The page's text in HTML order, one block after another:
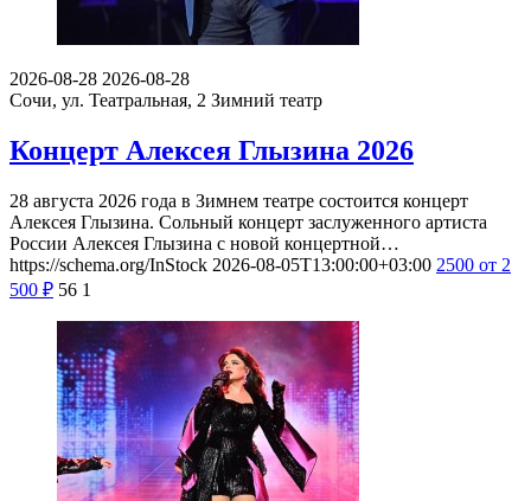
2026-08-28 2026-08-28
Сочи, ул. Театральная, 2 Зимний театр
Концерт Алексея Глызина 2026
28 августа 2026 года в Зимнем театре состоится концерт
Алексея Глызина. Сольный концерт заслуженного артиста
России Алексея Глызина с новой концертной…
https://schema.org/InStock 2026-08-05T13:00:00+03:00 2500 от 2
500 ₽ 56 1